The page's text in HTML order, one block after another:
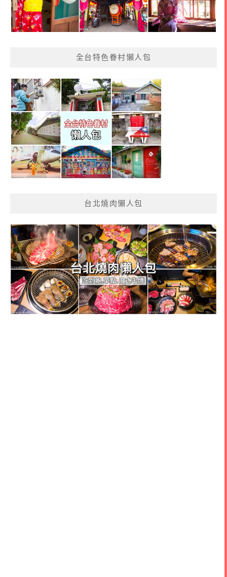
全台特色眷村懶人包
台北燒肉懶人包